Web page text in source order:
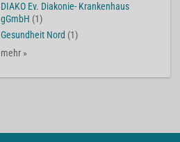
DIAKO Ev. Diakonie- Krankenhaus
gGmbH (1)
Gesundheit Nord (1)
mehr »